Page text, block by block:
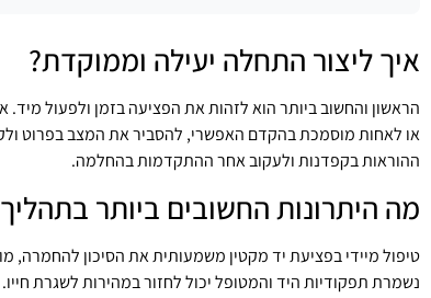
איך ליצור התחלה יעילה וממוקדת?
הראשון והחשוב ביותר הוא לזהות את הפציעה בזמן ולפעול מיד.
או לאחות מוסמכת בהקדם האפשרי, להסביר את המצב בפרוט
ההוראות בקפדנות ולעקוב אחר ההתקדמות בהחלמה.
מה היתרונות החשובים ביותר
טיפול מיידי בפציעת יד מקטין משמעותית את הסיכון
נשמרת תפקודיות היד והמטופל יכול לחזור במהירות לשגרת